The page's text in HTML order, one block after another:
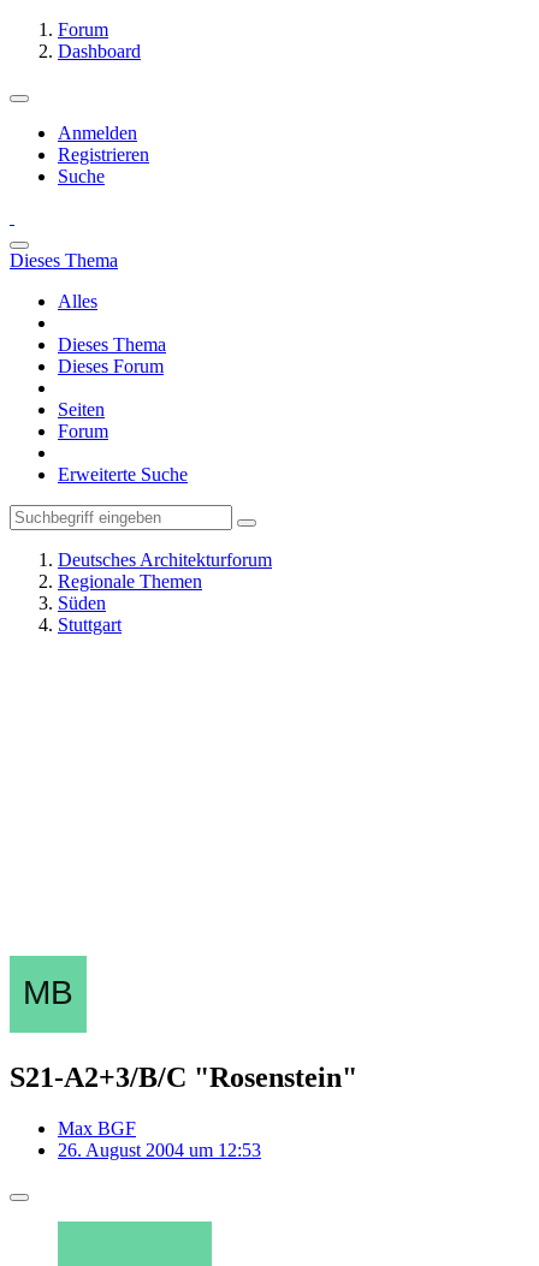
Forum
Dashboard
Anmelden
Registrieren
Suche
Dieses Thema
Alles
Dieses Thema
Dieses Forum
Seiten
Forum
Erweiterte Suche
Deutsches Architekturforum
Regionale Themen
Süden
Stuttgart
S21-A2+3/B/C "Rosenstein"
Max BGF
26. August 2004 um 12:53